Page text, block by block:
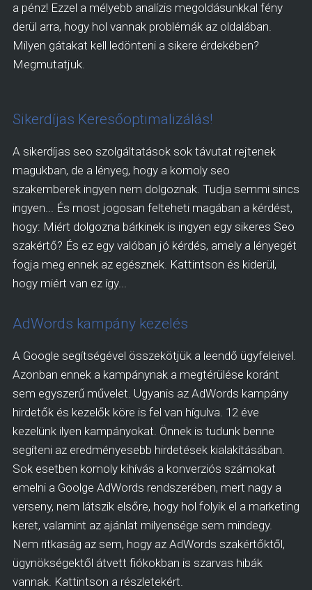
a pénz! Ezzel a mélyebb analízis megoldásunkkal fény
derül arra, hogy hol vannak problémák az oldalában.
Milyen gátakat kell ledönteni a sikere érdekében?
Megmutatjuk.
Sikerdíjas Keresőoptimalizálás!
A sikerdíjas seo szolgáltatások sok távutat rejtenek
magukban, de a lényeg, hogy a komoly seo
szakemberek ingyen nem dolgoznak. Tudja semmi sincs
ingyen... És most jogosan felteheti magában a kérdést,
hogy: Miért dolgozna bárkinek is ingyen egy sikeres Seo
szakértő? És ez egy valóban jó kérdés, amely a lényegét
fogja meg ennek az egésznek. Kattintson és kiderül,
hogy miért van ez így...
AdWords kampány kezelés
A Google segítségével összekötjük a leendő ügyfeleivel.
Azonban ennek a kampánynak a megtérülése koránt
sem egyszerű művelet. Ugyanis az AdWords kampány
hirdetők és kezelők köre is fel van hígulva. 12 éve
kezelünk ilyen kampányokat. Önnek is tudunk benne
segíteni az eredményesebb hirdetések kialakításában.
Sok esetben komoly kihívás a konverziós számokat
emelni a Goolge AdWords rendszerében, mert nagy a
verseny, nem látszik elsőre, hogy hol folyik el a marketing
keret, valamint az ajánlat milyensége sem mindegy.
Nem ritkaság az sem, hogy az AdWords szakértőktől,
ügynökségektől átvett fiókokban is szarvas hibák
vannak. Kattintson a részletekért.